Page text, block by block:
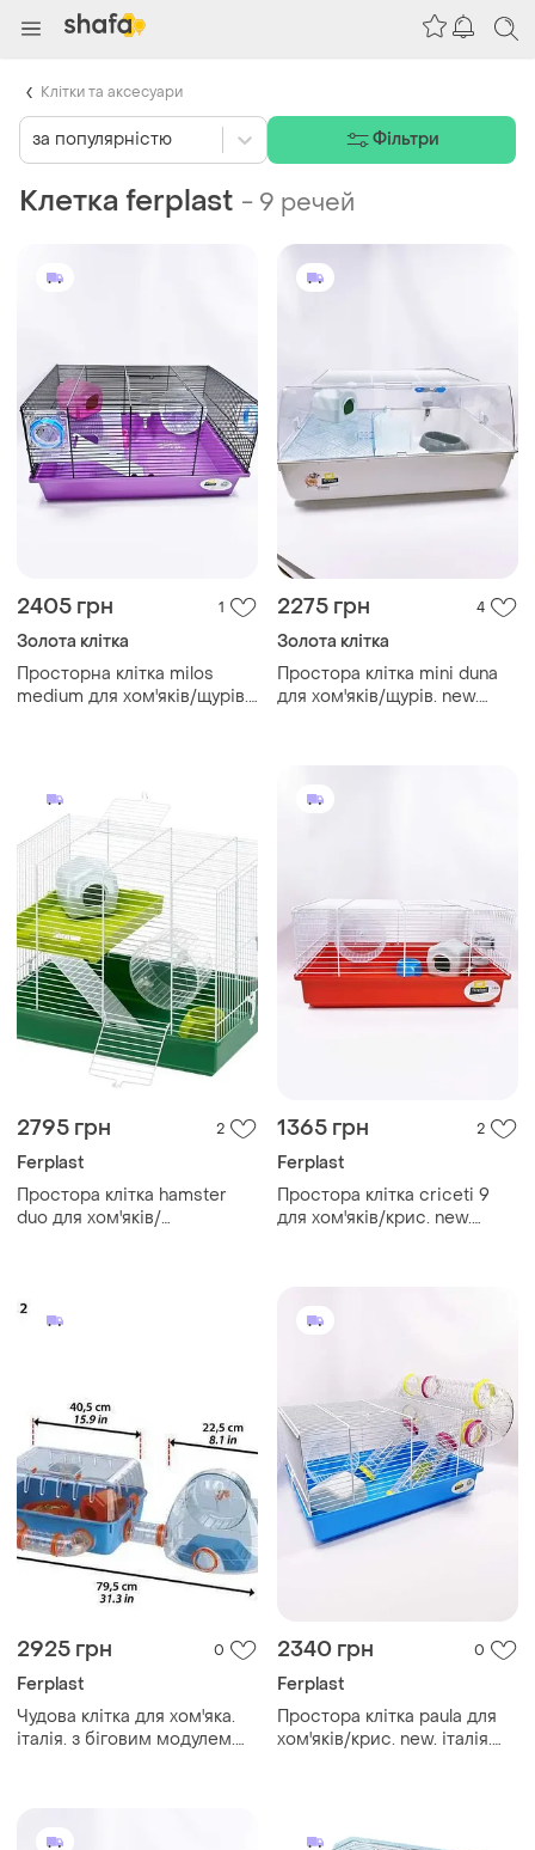
Клетка ferplast - 9 речей
2405 грн 1
Золота клітка
Просторна клітка milos
medium для хом'яків/щурів.
2275 грн 4
Золота клітка
Простора клітка mini duna
для хом'яків/щурів. new.
2795 грн 2
Ferplast
Простора клітка hamster
duo для хом'яків/
1365 грн 2
Ferplast
Простора клітка criceti 9
для хом'яків/крис. new.
2925 грн 0
Ferplast
Чудова клітка для хом'яка.
італія. з біговим модулем.
2340 грн 0
Ferplast
Простора клітка paula для
хом'яків/крис. new. італія.
за популярністю Фільтри
Клітки та аксесуари